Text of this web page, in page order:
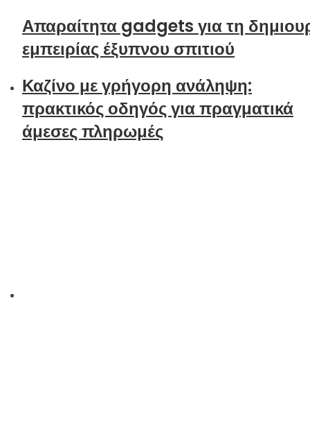
Απαραίτητα gadgets για τη
εμπειρίας έξυπνου σπιτιού
Καζίνο με γρήγορη ανάληψη:
πρακτικός οδηγός για πραγματικά
άμεσες πληρωμές